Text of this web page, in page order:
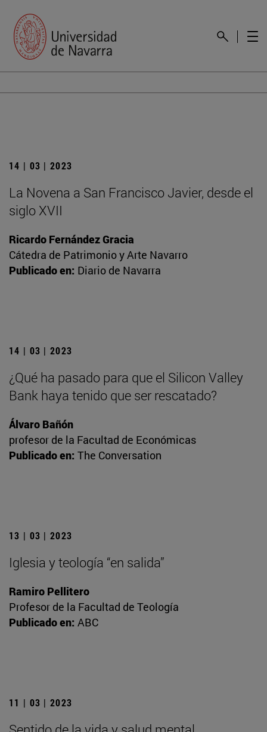
14 | 03 | 2023
La Novena a San Francisco Javier, desde el
siglo XVII
Ricardo Fernández Gracia
Cátedra de Patrimonio y Arte Navarro
Publicado en: Diario de Navarra
14 | 03 | 2023
¿Qué ha pasado para que el Silicon Valley
Bank haya tenido que ser rescatado?
Álvaro Bañón
profesor de la Facultad de Económicas
Publicado en: The Conversation
13 | 03 | 2023
Iglesia y teología “en salida”
Ramiro Pellitero
Profesor de la Facultad de Teología
Publicado en: ABC
11 | 03 | 2023